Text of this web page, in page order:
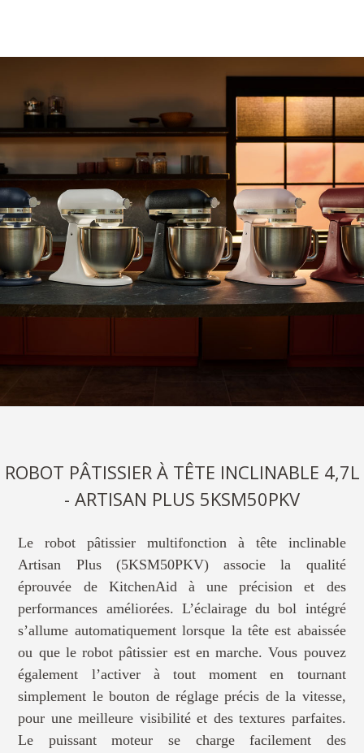
ROBOT PÂTISSIER À TÊTE INCLINABLE 4,7L
- ARTISAN PLUS 5KSM50PKV
Le robot pâtissier multifonction à tête inclinable
Artisan Plus (5KSM50PKV) associe la qualité
éprouvée de KitchenAid à une précision et des
performances améliorées. L’éclairage du bol intégré
s’allume automatiquement lorsque la tête est abaissée
ou que le robot pâtissier est en marche. Vous pouvez
également l’activer à tout moment en tournant
simplement le bouton de réglage précis de la vitesse,
pour une meilleure visibilité et des textures parfaites.
Le puissant moteur se charge facilement des